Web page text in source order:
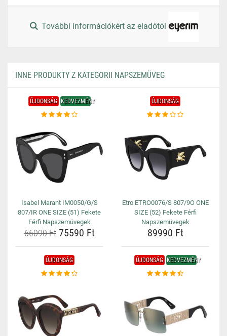
További információkért az eladótól
INNE PRODUKTY Z KATEGORII NAPSZEMÜVEG
ÚJDONSÁG KEDVEZMÉNY
Isabel Marant IM0050/G/S
807/IR ONE SIZE (51) Fekete
Férfi Napszemüvegek
66090 Ft75590 Ft
ÚJDONSÁG
Etro ETRO0076/S 807/9O ONE
SIZE (52) Fekete Férfi
Napszemüvegek
89990 Ft
ÚJDONSÁG ÚJDONSÁG KEDVEZMÉNY